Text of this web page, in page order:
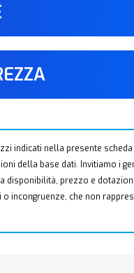
indicati nella presente
della base dati. Invitiamo i
disponibilità, prezzo e
incongruenze, che non